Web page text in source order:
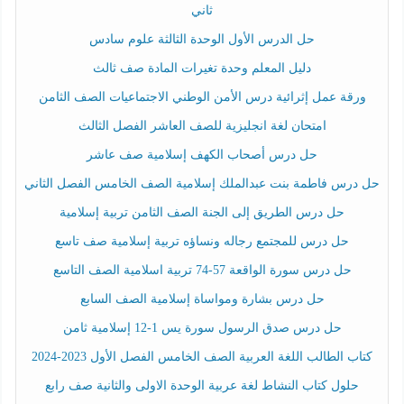
ثاني
حل الدرس الأول الوحدة الثالثة علوم سادس
دليل المعلم وحدة تغيرات المادة صف ثالث
ورقة عمل إثرائية درس الأمن الوطني الاجتماعيات الصف الثامن
امتحان لغة انجليزية للصف العاشر الفصل الثالث
حل درس أصحاب الكهف إسلامية صف عاشر
حل درس فاطمة بنت عبدالملك إسلامية الصف الخامس الفصل الثاني
حل درس الطريق إلى الجنة الصف الثامن تربية إسلامية
حل درس للمجتمع رجاله ونساؤه تربية إسلامية صف تاسع
حل درس سورة الواقعة 57-74 تربية اسلامية الصف التاسع
حل درس بشارة ومواساة إسلامية الصف السابع
حل درس صدق الرسول سورة يس 1-12 إسلامية ثامن
كتاب الطالب اللغة العربية الصف الخامس الفصل الأول 2023-2024
حلول كتاب النشاط لغة عربية الوحدة الاولى والثانية صف رابع